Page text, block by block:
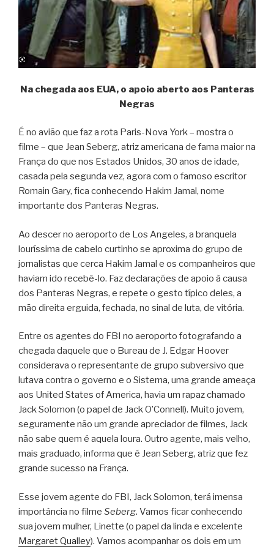
Na chegada aos EUA, o apoio aberto aos Panteras
Negras
É no avião que faz a rota Paris-Nova York – mostra o
filme – que Jean Seberg, atriz americana de fama maior na
França do que nos Estados Unidos, 30 anos de idade,
casada pela segunda vez, agora com o famoso escritor
Romain Gary, fica conhecendo Hakim Jamal, nome
importante dos Panteras Negras.
Ao descer no aeroporto de Los Angeles, a branquela
louríssima de cabelo curtinho se aproxima do grupo de
jornalistas que cerca Hakim Jamal e os companheiros que
haviam ido recebê-lo. Faz declarações de apoio à causa
dos Panteras Negras, e repete o gesto típico deles, a
mão direita erguida, fechada, no sinal de luta, de vitória.
Entre os agentes do FBI no aeroporto fotografando a
chegada daquele que o Bureau de J. Edgar Hoover
considerava o representante de grupo subversivo que
lutava contra o governo e o Sistema, uma grande ameaça
aos United States of America, havia um rapaz chamado
Jack Solomon (o papel de Jack O’Connell). Muito jovem,
seguramente não um grande apreciador de filmes, Jack
não sabe quem é aquela loura. Outro agente, mais velho,
mais graduado, informa que é Jean Seberg, atriz que fez
grande sucesso na França.
Esse jovem agente do FBI, Jack Solomon, terá imensa
importância no filme Seberg. Vamos ficar conhecendo
sua jovem mulher, Linette (o papel da linda e excelente
Margaret Qualley). Vamos acompanhar os dois em um